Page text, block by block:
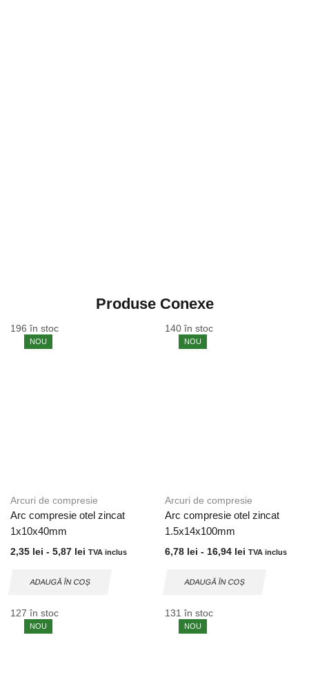
Produse Conexe
NOU
196 în stoc
Arcuri de compresie
Arc compresie otel zincat
1x10x40mm
2,35 lei - 5,87 lei TVA inclus
ADAUGĂ ÎN COȘ
NOU
140 în stoc
Arcuri de compresie
Arc compresie otel zincat
1.5x14x100mm
6,78 lei - 16,94 lei TVA inclus
ADAUGĂ ÎN COȘ
NOU
127 în stoc
NOU
131 în stoc